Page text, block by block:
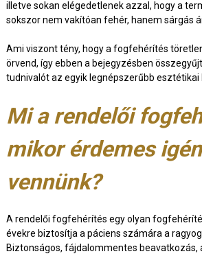
illetve sokan elégedetlenek azzal, hogy a
sokszor nem vakítóan fehér, hanem sárgás
Ami viszont tény, hogy a fogfehérítés
örvend, így ebben a bejegyzésben
tudnivalót az egyik legnépszerűbb esztétikai
Mi a rendelői
mikor érdemes
vennünk?
A rendelői fogfehérítés egy olyan
évekre biztosítja a páciens számára a
Biztonságos, fájdalommentes beavatkozás,